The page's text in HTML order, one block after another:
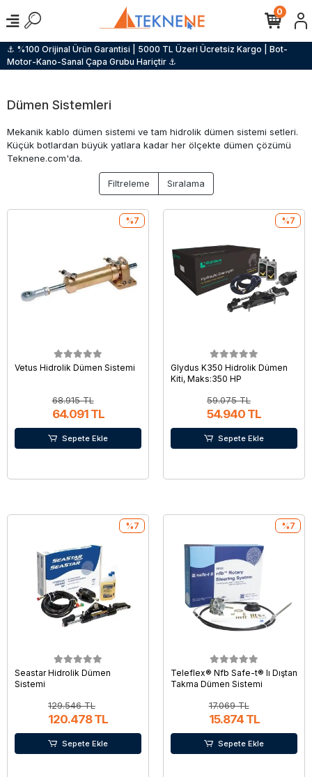
⚓ %100 Orijinal Ürün Garantisi | 5000 TL Üzeri Ücretsiz Kargo | Bot-
Motor-Kano-Sanal Çapa Grubu Hariçtir ⚓
0
Dümen Sistemleri
Mekanik kablo dümen sistemi ve tam hidrolik dümen sistemi setleri.
Küçük botlardan büyük yatlara kadar her ölçekte dümen çözümü
Teknene.com'da.
Filtreleme Sıralama
Vetus Hidrolik Dümen Sistemi
68.915 TL
64.091 TL
%7
Sepete Ekle
Glydus K350 Hidrolik Dümen
Kiti, Maks:350 HP
59.075 TL
54.940 TL
%7
Sepete Ekle
Seastar Hidrolik Dümen
Sistemi
129.546 TL
120.478 TL
%7
Sepete Ekle
Teleflex® Nfb Safe-t® Iı Dıştan
Takma Dümen Sistemi
17.069 TL
15.874 TL
%7
Sepete Ekle